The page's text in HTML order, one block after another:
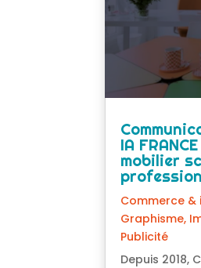
IA
mobilier
Commerce &
Graphisme,
Publicité
Depuis 2018,